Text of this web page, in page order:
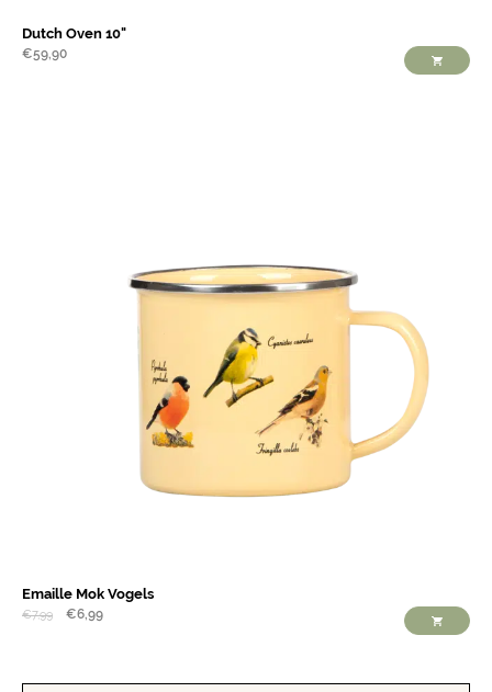
Dutch Oven 10"
€59,90
Emaille Mok Vogels
€7,99 €6,99